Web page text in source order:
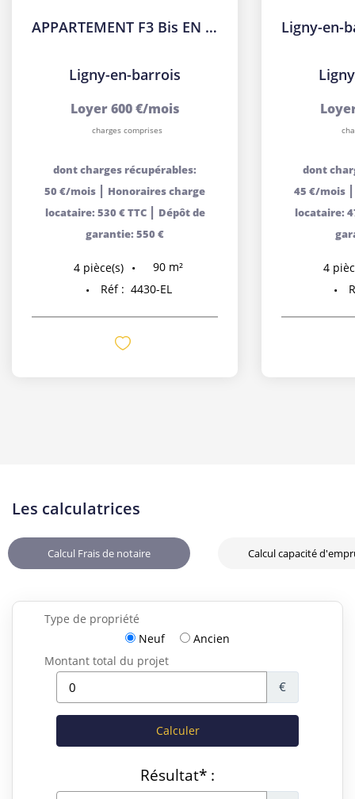
APPARTEMENT F3 Bis EN TRIPLEX
Ligny-en-barrois
Loyer 600 €/mois
charges comprises
dont charges récupérables:
50 €/mois | Honoraires charge
locataire: 530 € TTC | Dépôt de
garantie: 550 €
4 pièce(s) 90 m²
Réf : 4430-EL
dont
45 €/mois
locataire:
4
Les calculatrices
Calcul Frais de notaire Calcul capacité